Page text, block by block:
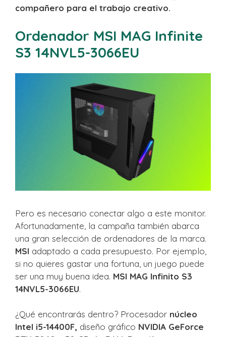
compañero para el trabajo creativo.
Ordenador MSI MAG Infinite
S3 14NVL5-3066EU
Pero es necesario conectar algo a este monitor.
Afortunadamente, la campaña también abarca
una gran selección de ordenadores de la marca.
MSI adaptado a cada presupuesto. Por ejemplo,
si no quieres gastar una fortuna, un juego puede
ser una muy buena idea. MSI MAG Infinito S3
14NVL5-3066EU.
¿Qué encontrarás dentro? Procesador núcleo
Intel i5-14400F, diseño gráfico NVIDIA GeForce